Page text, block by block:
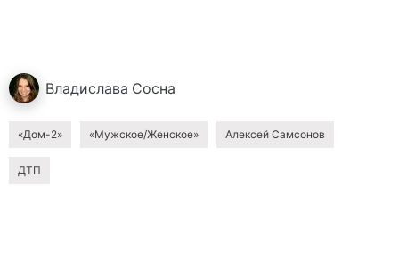
Владислава Сосна
«Дом-2» «Мужское/Женское» Алексей Самсонов
ДТП